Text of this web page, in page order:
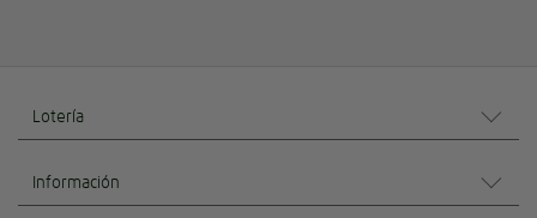
Lotería
Información